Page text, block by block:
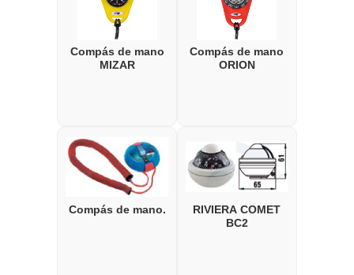
Compás de mano
MIZAR
Compás de mano
ORION
Compás de mano.
RIVIERA COMET
BC2